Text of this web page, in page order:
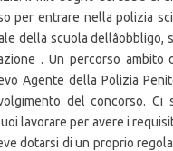
per entrare nella polizia
della scuola dellâobbligo,
. Un percorso ambito
Agente della Polizia
del concorso. Ci
lavorare per avere i
dotarsi di un proprio